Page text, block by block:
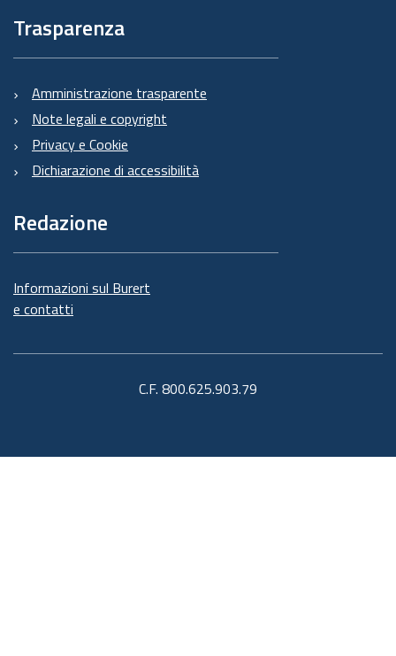
Trasparenza
Amministrazione trasparente
Note legali e copyright
Privacy e Cookie
Dichiarazione di accessibilità
Redazione
Informazioni sul Burert
e contatti
C.F. 800.625.903.79